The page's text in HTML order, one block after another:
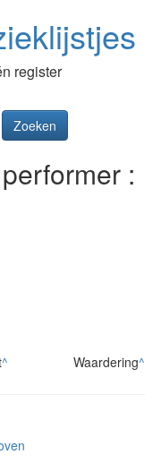
register
Zoeken
:
^ Waardering^